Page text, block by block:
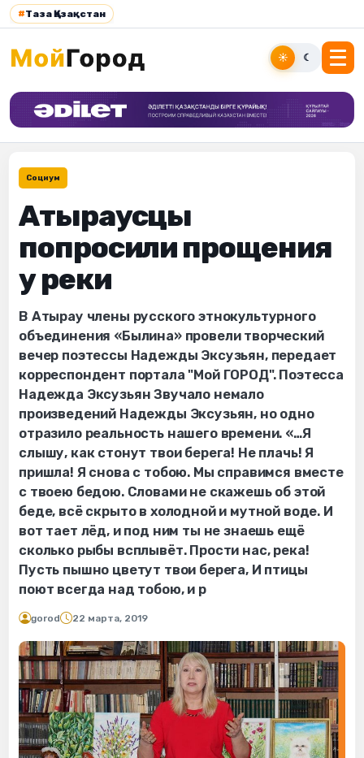
#Таза Қазақстан
☀ ☾
Социум
Атыраусцы
попросили прощения
у реки
В Атырау члены русского этнокультурного
объединения «Былина» провели творческий
вечер поэтессы Надежды Эксузьян, передает
корреспондент портала "Мой ГОРОД". Поэтесса
Надежда Эксузьян Звучало немало
произведений Надежды Эксузьян, но одно
отразило реальность нашего времени. «…Я
слышу, как стонут твои берега! Не плачь! Я
пришла! Я снова с тобою. Мы справимся вместе
с твоею бедою. Словами не скажешь об этой
беде, всё скрыто в холодной и мутной воде. И
вот тает лёд, и под ним ты не знаешь ещё
сколько рыбы всплывёт. Прости нас, река!
Пусть пышно цветут твои берега, И птицы
поют всегда над тобою, и р
gorod 22 марта, 2019